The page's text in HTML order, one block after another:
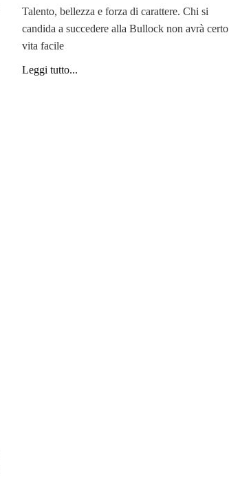
Talento, bellezza e forza di carattere. Chi si
candida a succedere alla Bullock non avrà certo
vita facile
Leggi tutto...